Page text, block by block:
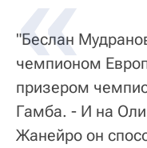
"Беслан
чемпионом
призером
Гамба. - И на
Жанейро он